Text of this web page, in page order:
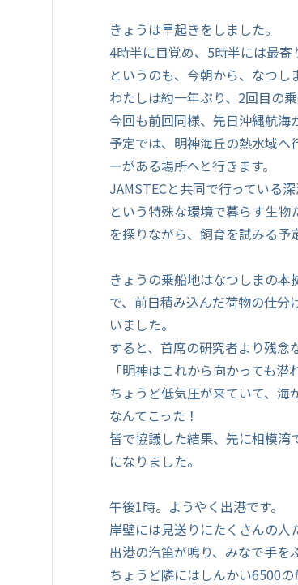
きょうは早起きをしました。
4時半に目覚め、5時半には最寄
というのも、今朝から、なつし
わたしは約一年ぶり、2回目の乗
今回も前回同様、先日沖縄航海
予定では、明神海丘の熱水域へ
ーがある場所へと行きます。
JAMSTECと共同で行っている
という特殊な環境で暮らす生
を探りながら、飼育を試みる予
きょうの乗船地はなつしまの本
で、前日積み込んだ荷物の仕分
いました。
すると、首席の研究者より残念
「明神はこれから向かっても潜
ちょうど低気圧が来ていて、海
なんてこった！
皆で協議した結果、先に相模湾
になりました。
午後1時。ようやく出港です。
岸壁には見送りにたくさんの人
出港の汽笛が鳴り、みなで手を
ちょうど隣にはしんかい6500